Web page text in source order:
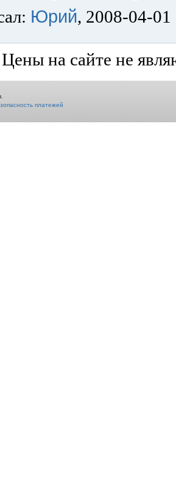
Юрий, 2008-04-01
на сайте не
платежей